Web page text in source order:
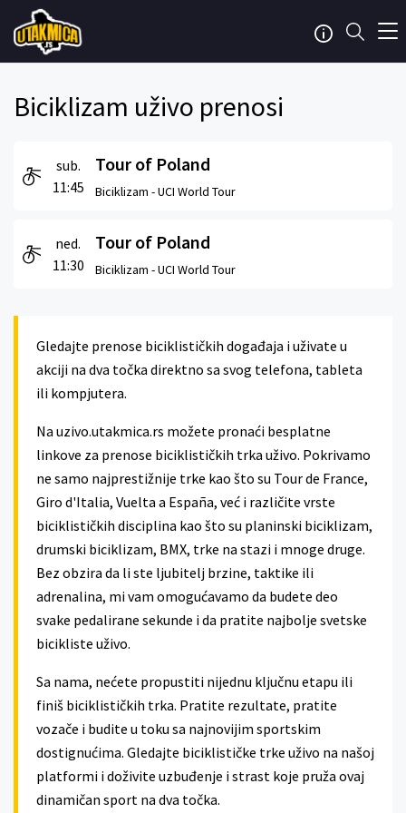
Biciklizam uživo prenosi
sub.
11:45
Tour of Poland
Biciklizam -UCI World Tour
ned.
11:30
Tour of Poland
Biciklizam -UCI World Tour
Gledajte prenose biciklističkih događaja i uživate u
akciji na dva točka direktno sa svog telefona, tableta
ili kompjutera.
Na uzivo.utakmica.rs možete pronaći besplatne
linkove za prenose biciklističkih trka uživo. Pokrivamo
ne samo najprestižnije trke kao što su Tour de France,
Giro d'Italia, Vuelta a España, već i različite vrste
biciklističkih disciplina kao što su planinski biciklizam,
drumski biciklizam, BMX, trke na stazi i mnoge druge.
Bez obzira da li ste ljubitelj brzine, taktike ili
adrenalina, mi vam omogućavamo da budete deo
svake pedalirane sekunde i da pratite najbolje svetske
bicikliste uživo.
Sa nama, nećete propustiti nijednu ključnu etapu ili
finiš biciklističkih trka. Pratite rezultate, pratite
vozače i budite u toku sa najnovijim sportskim
dostignućima. Gledajte biciklističke trke uživo na našoj
platformi i doživite uzbuđenje i strast koje pruža ovaj
dinamičan sport na dva točka.